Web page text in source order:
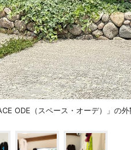
ODE（スペース・オーデ）」の